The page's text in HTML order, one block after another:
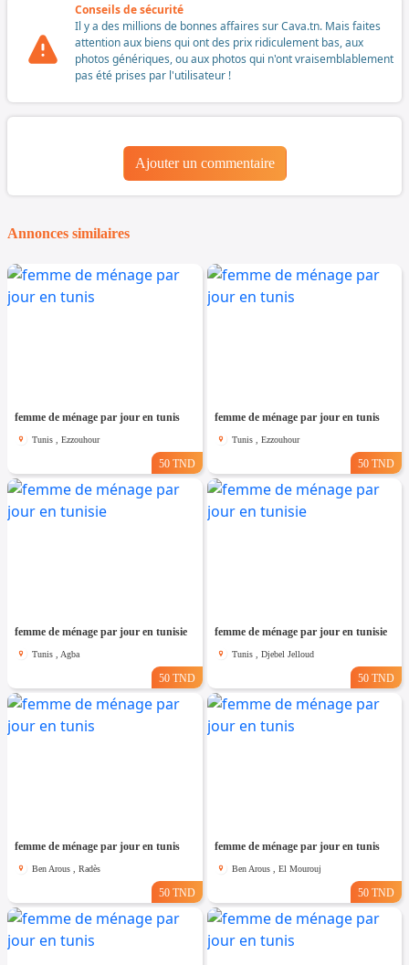
Conseils de sécurité
Il y a des millions de bonnes affaires sur Cava.tn. Mais faites
attention aux biens qui ont des prix ridiculement bas, aux
photos génériques, ou aux photos qui n'ont vraisemblablement
pas été prises par l'utilisateur !
Ajouter un commentaire
Annonces similaires
femme de ménage par jour en tunis
Tunis , Ezzouhour
50 TND
femme de ménage par jour en tunis
Tunis , Ezzouhour
50 TND
femme de ménage par jour en tunisie
Tunis , Agba
50 TND
femme de ménage par jour en tunisie
Tunis , Djebel Jelloud
50 TND
femme de ménage par jour en tunis
Ben Arous , Radès
50 TND
femme de ménage par jour en tunis
Ben Arous , El Mourouj
50 TND